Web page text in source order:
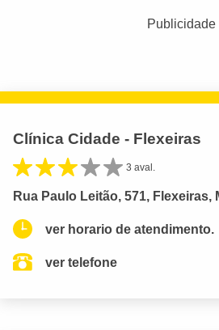
Publicidade
Clínica Cidade - Flexeiras
3 aval.
Rua Paulo Leitão, 571, Flexeiras,
ver horario de atendimento.
ver telefone